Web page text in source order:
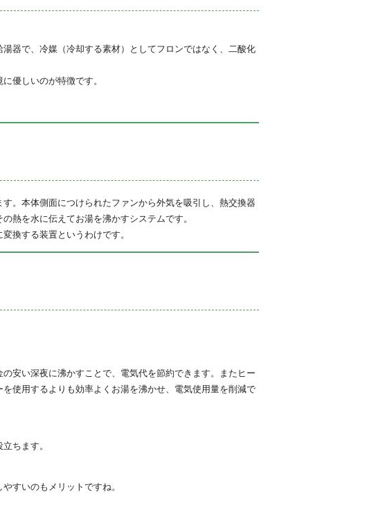
器で、冷媒（冷却する素材）としてフロンではなく、二酸化
優しいのが特徴です。
。本体側面につけられたファンから外気を吸引し、熱交換器
熱を水に伝えてお湯を沸かすシステムです。
換する装置というわけです。
安い深夜に沸かすことで、電気代を節約できます。またヒー
使用するよりも効率よくお湯を沸かせ、電気使用量を削減で
ちます。
すいのもメリットですね。